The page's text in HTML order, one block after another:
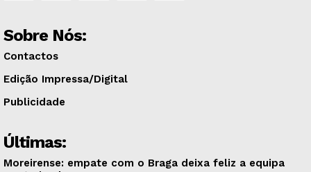
Sobre Nós:
Contactos
Edição Impressa/Digital
Publicidade
Últimas:
Moreirense: empate com o Braga deixa feliz a equipa